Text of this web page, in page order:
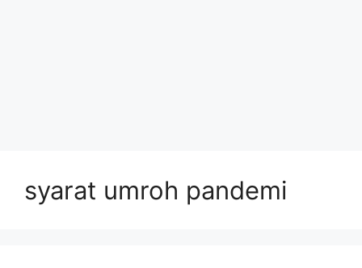
syarat umroh pandemi